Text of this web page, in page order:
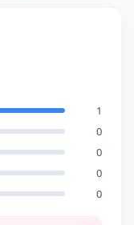
1
0
0
0
0